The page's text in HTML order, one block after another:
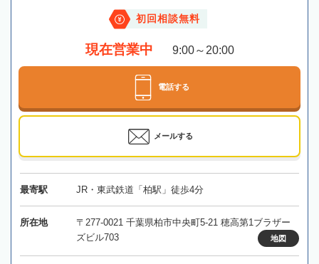
初回相談無料
現在営業中 9:00～20:00
電話する
メールする
最寄駅 JR・東武鉄道「柏駅」徒歩4分
所在地
〒277-0021 千葉県柏市中央町5-21 穂高第1ブラザー
ズビル703
地図